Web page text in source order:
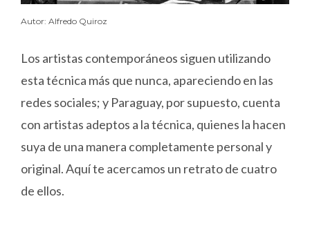
Autor: Alfredo Quiroz
Los artistas contemporáneos siguen utilizando
esta técnica más que nunca, apareciendo en las
redes sociales; y Paraguay, por supuesto, cuenta
con artistas adeptos a la técnica, quienes la hacen
suya de una manera completamente personal y
original. Aquí te acercamos un retrato de cuatro
de ellos.